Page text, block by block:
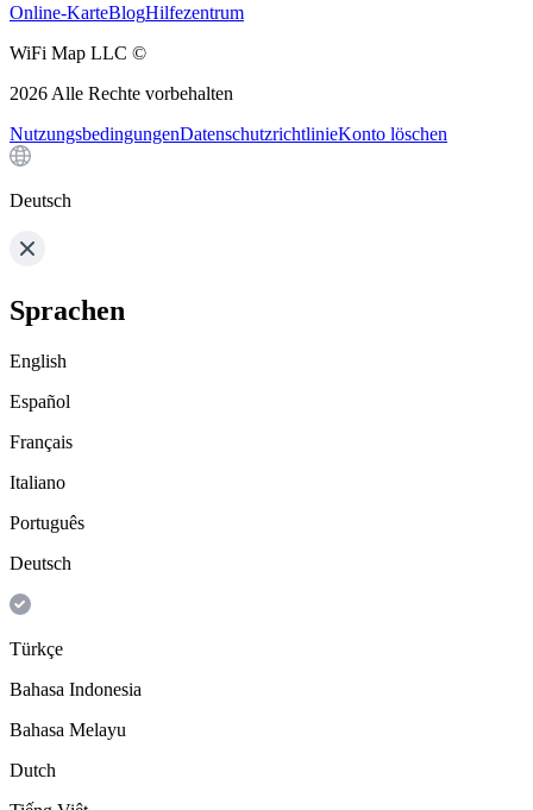
Online-KarteBlogHilfezentrum
WiFi Map LLC ©
2026 Alle Rechte vorbehalten
NutzungsbedingungenDatenschutzrichtlinieKonto löschen
Deutsch
Sprachen
English
Español
Français
Italiano
Português
Deutsch
Türkçe
Bahasa Indonesia
Bahasa Melayu
Dutch